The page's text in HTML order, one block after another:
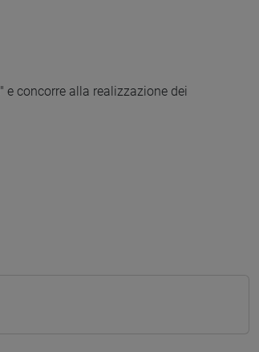
" e concorre alla realizzazione dei